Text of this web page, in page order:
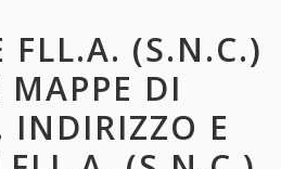
FLL.A. (S.N.C.)
MAPPE DI
INDIRIZZO E